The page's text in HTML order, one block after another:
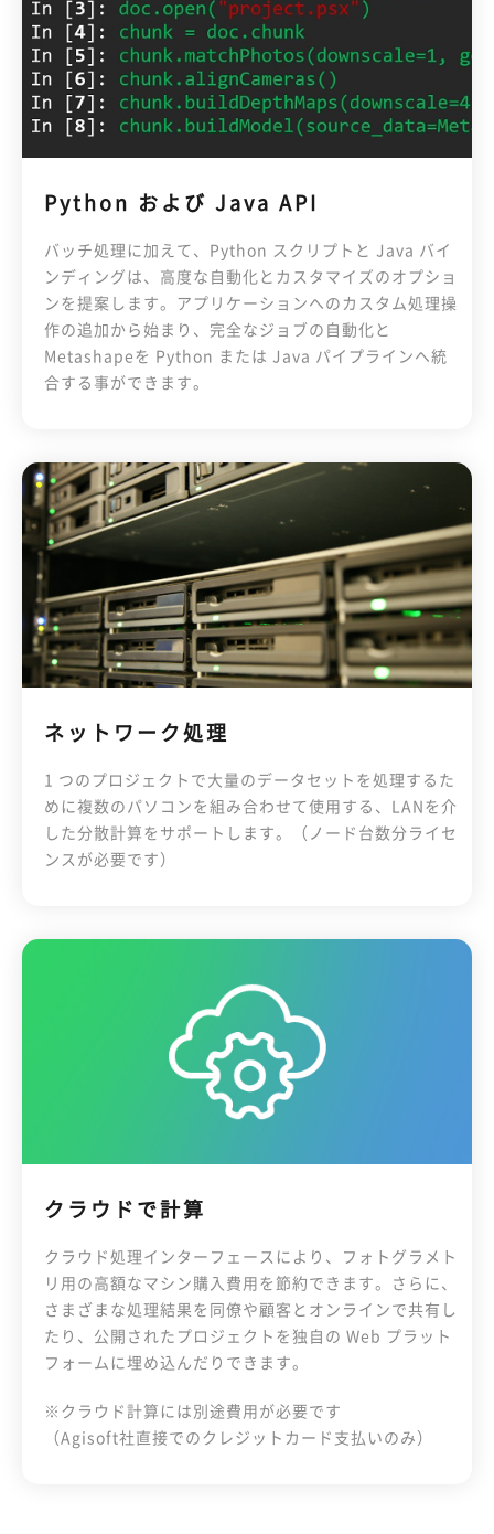
Python および Java API
バッチ処理に加えて、Python スクリプトと Java バイ
ンディングは、高度な自動化とカスタマイズのオプショ
ンを提案します。アプリケーションへのカスタム処理操
作の追加から始まり、完全なジョブの自動化と
Metashapeを Python または Java パイプラインへ統
合する事ができます。
ネットワーク処理
1 つのプロジェクトで大量のデータセットを処理するた
めに複数のパソコンを組み合わせて使用する、LANを介
した分散計算をサポートします。（ノード台数分ライセ
ンスが必要です）
クラウドで計算
クラウド処理インターフェースにより、フォトグラメト
リ用の高額なマシン購入費用を節約できます。さらに、
さまざまな処理結果を同僚や顧客とオンラインで共有し
たり、公開されたプロジェクトを独自の Web プラット
フォームに埋め込んだりできます。
※クラウド計算には別途費用が必要です
（Agisoft社直接でのクレジットカード支払いのみ）